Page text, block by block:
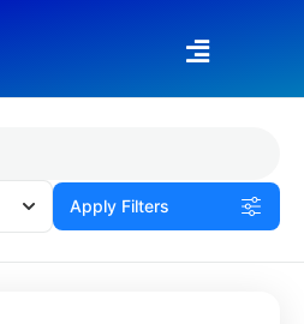
Apply Filters